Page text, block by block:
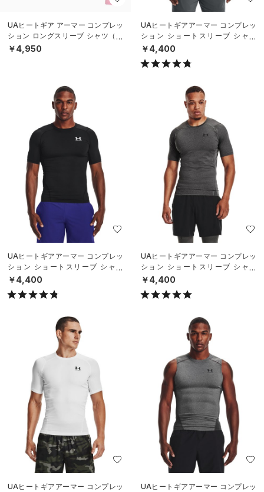
UAヒートギア アーマー コンプレッ
ション ロングスリーブ シャツ（ト
レーニング/MEN）
￥4,950
UAヒートギアアーマー コンプレッ
ション ショートスリーブ シャツ
（トレーニング/MEN）
￥4,400
UAヒートギアアーマー コンプレッ
ション ショートスリーブ シャツ
（トレーニング/MEN）
￥4,400
UAヒートギアアーマー コンプレッ
ション ショートスリーブ シャツ
（トレーニング/MEN）
￥4,400
UAヒートギアアーマー コンプレッ
UAヒートギアアーマー コンプレッ